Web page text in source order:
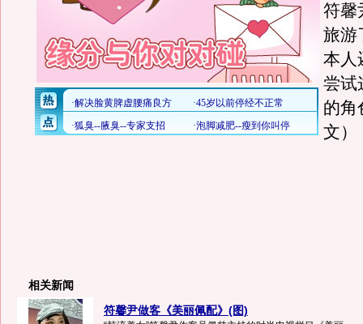
符馨
旅游
本人
尝试
的角
文）
相关新闻
符馨尹做客《美丽佩配》(图)